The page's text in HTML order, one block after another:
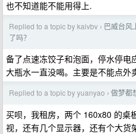
也不知道能不能用得上.
Replied to a topic by kaivbv › 巴威台风
了吗？
备了点速冻饺子和泡面，停水停
大瓶水一直没喝。主要是不能点外
Replied to a topic by yuanyao › 做梦都
买呗，我租房，两个 160x80 的桌
视，还有几个显示器，还有个大货